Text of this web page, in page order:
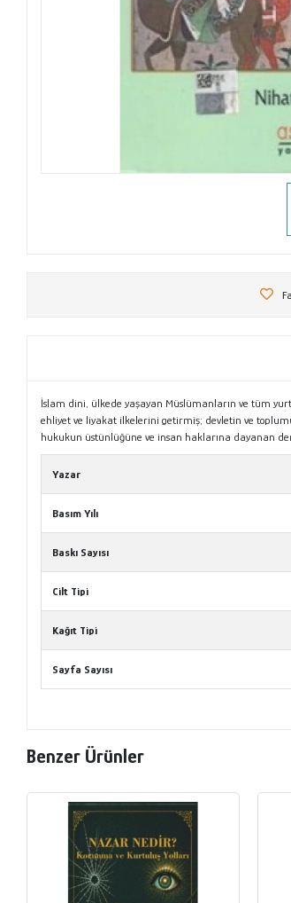
İslam dini, ülkede yaşayan Müslümanların ve tüm
ehliyet ve liyakat ilkelerini getirmiş; devletin ve
hukukun üstünlüğüne ve insan haklarına dayanan
Yazar
Basım Yılı
Baskı Sayısı
Cilt Tipi
Kağıt Tipi
Sayfa Sayısı
Benzer Ürünler